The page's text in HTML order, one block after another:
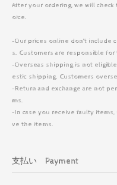
After your ordering, we will
oice.
-Our prices online don’t include
s. Customers are responsible
-Overseas shipping is not
estic shipping. Customers
-Return and exchange are not
ms.
-In case you receive faulty
ve the items.
支払い Payment